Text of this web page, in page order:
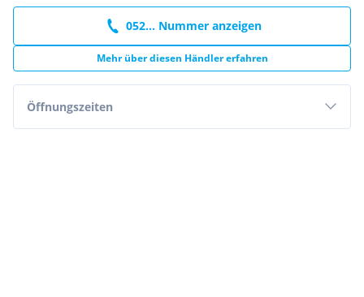
052... Nummer anzeigen
Mehr über diesen Händler erfahren
Öffnungszeiten